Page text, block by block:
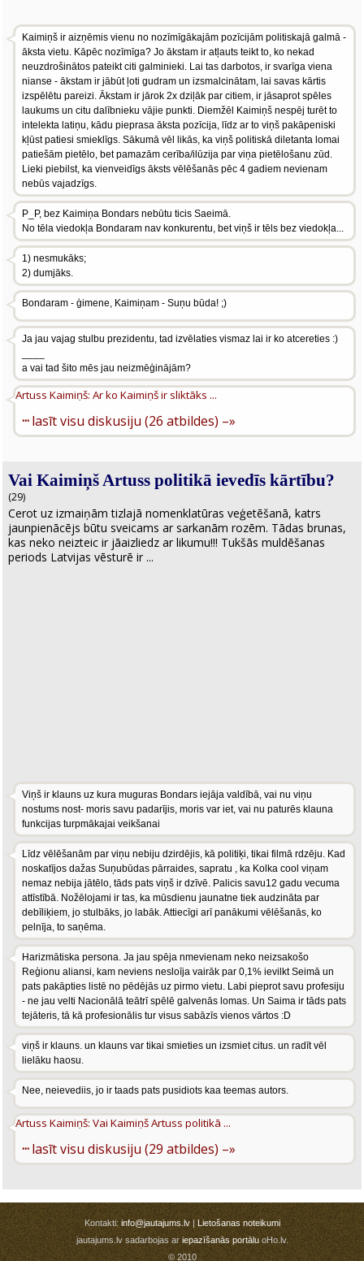
Kaimiņš ir aizņēmis vienu no nozīmīgākajām pozīcijām politiskajā galmā -
āksta vietu. Kāpēc nozīmīga? Jo ākstam ir atļauts teikt to, ko nekad
neuzdrošinātos pateikt citi galminieki. Lai tas darbotos, ir svarīga viena
nianse - ākstam ir jābūt ļoti gudram un izsmalcinātam, lai savas kārtis
izspēlētu pareizi. Ākstam ir jārok 2x dziļāk par citiem, ir jāsaprot spēles
laukums un citu dalībnieku vājie punkti. Diemžēl Kaimiņš nespēj turēt to
intelekta latiņu, kādu pieprasa āksta pozīcija, līdz ar to viņš pakāpeniski
kļūst patiesi smieklīgs. Sākumā vēl likās, ka viņš politiskā diletanta lomai
patiešām pietēlo, bet pamazām cerība/ilūzija par viņa pietēlošanu zūd.
Lieki piebilst, ka vienveidīgs āksts vēlēšanās pēc 4 gadiem nevienam
nebūs vajadzīgs.
P_P, bez Kaimiņa Bondars nebūtu ticis Saeimā.
No tēla viedokļa Bondaram nav konkurentu, bet viņš ir tēls bez viedokļa...
1) nesmukāks;
2) dumjāks.
Bondaram - ģimene, Kaimiņam - Suņu būda! ;)
Ja jau vajag stulbu prezidentu, tad izvēlaties vismaz lai ir ko atcereties :)
a vai tad šito mēs jau neizmēģinājām?
···
Artuss Kaimiņš: Ar ko Kaimiņš ir sliktāks ...
lasīt visu diskusiju (26 atbildes) –»
Vai Kaimiņš Artuss politikā ievedīs kārtību?
(29)
Cerot uz izmaiņām tizlajā nomenklatūras veģetēšanā, katrs
jaunpienācējs būtu sveicams ar sarkanām rozēm. Tādas brunas,
kas neko neizteic ir jāaizliedz ar likumu!!! Tukšās muldēšanas
periods Latvijas vēsturē ir ...
Viņš ir klauns uz kura muguras Bondars iejāja valdībā, vai nu viņu
nostums nost- moris savu padarījis, moris var iet, vai nu paturēs klauna
funkcijas turpmākajai veikšanai
Līdz vēlēšanām par viņu nebiju dzirdējis, kā politiķi, tikai filmā rdzēju. Kad
noskatījos dažas Suņubūdas pārraides, sapratu , ka Kolka cool viņam
nemaz nebija jātēlo, tāds pats viņš ir dzīvē. Palicis savu12 gadu vecuma
attīstībā. Nožēlojami ir tas, ka mūsdienu jaunatne tiek audzināta par
debīliķiem, jo stulbāks, jo labāk. Attiecīgi arī panākumi vēlēšanās, ko
pelnīja, to saņēma.
Harizmātiska persona. Ja jau spēja nmevienam neko neizsakošo
Reģionu aliansi, kam neviens nesloīja vairāk par 0,1% ievilkt Seimā un
pats pakāpties listē no pēdējās uz pirmo vietu. Labi pieprot savu profesiju
- ne jau velti Nacionālā teātrī spēlē galvenās lomas. Un Saima ir tāds pats
tejāteris, tā kā profesionālis tur visus sabāzīs vienos vārtos :D
viņš ir klauns. un klauns var tikai smieties un izsmiet citus. un radīt vēl
lielāku haosu.
Nee, neievediis, jo ir taads pats pusidiots kaa teemas autors.
···
Artuss Kaimiņš: Vai Kaimiņš Artuss politikā ...
lasīt visu diskusiju (29 atbildes) –»
Kontakti:info@jautajums.lv|Lietošanas noteikumi
jautajums.lv sadarbojas ariepazīšanās portāluoHo.lv.
© 2010